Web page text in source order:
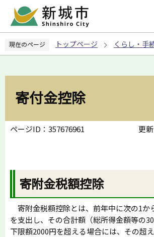
ペ
の
現在のページ トップページ くらし・手
寄付金控除
ページID：357676961 更
寄附金税額控除
寄附金税額控除とは、前年中に次の1か
を支出し、その合計額（総所得金額等の
下限額2000円を超える場合には、その超